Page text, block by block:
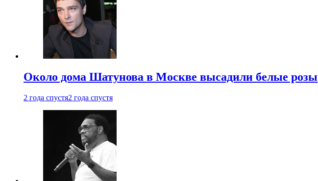
Около дома Шатунова в Москве высадили белые розы
2 года спустя2 года спустя